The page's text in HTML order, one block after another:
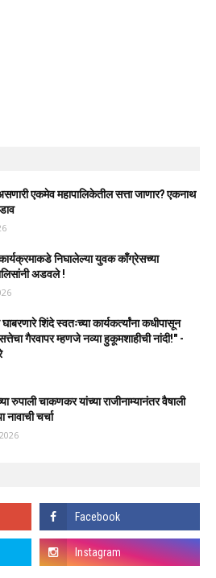
एकमेव महापालिकेतील सत्ता जाणार? एकनाथ
निघालेल्या युवक काँग्रेसच्या
अडवले !
घाबरणारे शिंदे स्वतःच्या कार्यकर्त्यांना कधीपासून
गैरवापर म्हणजे नव्या हुकूमशाहीची नांदी!" -
रुपाली चाकणकर यांच्या राजीनाम्यानंतर वैषाली
नावाची चर्चा